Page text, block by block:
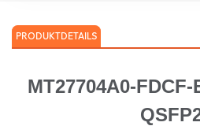
PRODUKTDETAILS
MT27704A0-